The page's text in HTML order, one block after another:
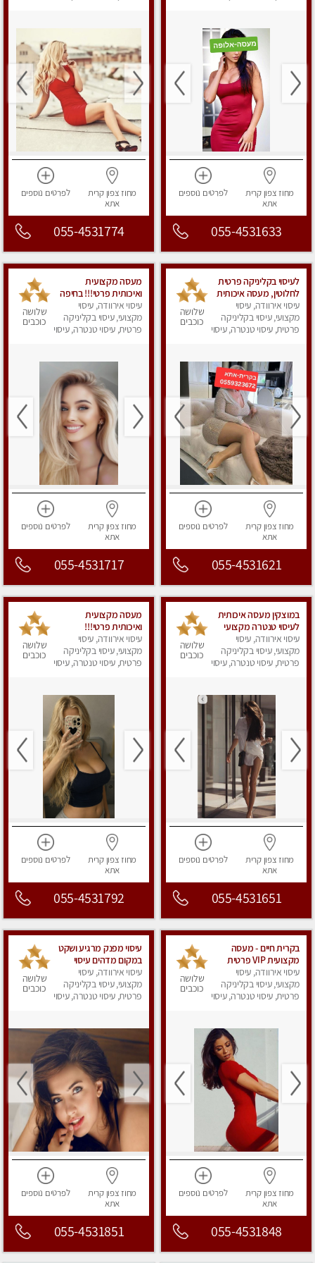
מחוז צפוןקרית
אתא
לפרטים נוספים
055-4531633
מחוז צפוןקרית
אתא
לפרטים נוספים
055-4531774
לעיסוי בקליניקה פרטית
לחלוטין, מעסה איכותית
ומיוחדת ברמה גבוהה
מאוד
עיסוי אירוודה, עיסוי
מקצועי, עיסוי בקליניקה
פרטית, עיסוי טנטרה, עיסוי
שלושה
כוכבים
מחוז צפוןקרית
אתא
לפרטים נוספים
055-4531621
מעסה מקצועית
ואיכותית פרטי!!! בחיפה
עיסוי אירוודה, עיסוי
מקצועי, עיסוי בקליניקה
פרטית, עיסוי טנטרה, עיסוי
שלושה
כוכבים
מחוז צפוןקרית
אתא
לפרטים נוספים
055-4531717
במוצקין מעסה איכותית
לעיסוי טנטרה מקצועי
ומרגיעה
עיסוי אירוודה, עיסוי
מקצועי, עיסוי בקליניקה
פרטית, עיסוי טנטרה, עיסוי
שלושה
כוכבים
מחוז צפוןקרית
אתא
לפרטים נוספים
055-4531651
מעסה מקצועית
ואיכותית פרטי!!!
עיסוי אירוודה, עיסוי
מקצועי, עיסוי בקליניקה
פרטית, עיסוי טנטרה, עיסוי
שלושה
כוכבים
מחוז צפוןקרית
אתא
לפרטים נוספים
055-4531792
בקרית חיים - מעסה
מקצועית VIP פרטית
ומיוחדת בחיפה מומלץ
מאוד !!!
עיסוי אירוודה, עיסוי
מקצועי, עיסוי בקליניקה
פרטית, עיסוי טנטרה, עיסוי
שלושה
כוכבים
מחוז צפוןקרית
אתא
לפרטים נוספים
055-4531848
עיסוי מפנק מרגיע ושקט
במקום מדהים עיסוי
מושקע מאוד
עיסוי אירוודה, עיסוי
מקצועי, עיסוי בקליניקה
פרטית, עיסוי טנטרה, עיסוי
שלושה
כוכבים
מחוז צפוןקרית
אתא
לפרטים נוספים
055-4531851